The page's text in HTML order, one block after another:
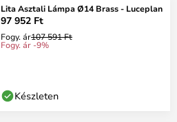
Lita Asztali Lámpa Ø14 Brass - Luceplan
97 952 Ft
Fogy. ár107 591 Ft
Fogy. ár -9%
Készleten